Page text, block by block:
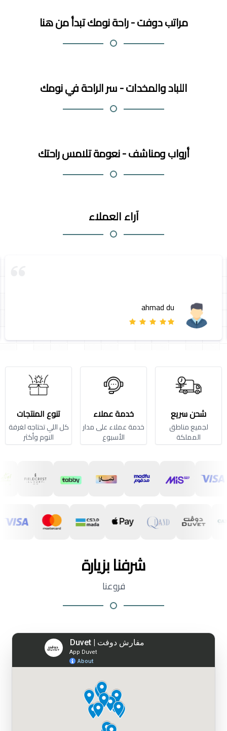
مراتب دوفت - راحة نومك تبدأ من هنا
اللباد والمخدات - سر الراحة في نومك
أرواب ومناشف - نعومة تلامس راحتك
آراء العملاء
ahmad du
شحن سريع
لجميع مناطق
المملكة
خدمة عملاء
خدمة عملاء على مدار
الأسبوع
تنوع المنتجات
كل اللي تحتاجه لغرفة
النوم وأكثر
شرفنا بزيارة
فروعنا